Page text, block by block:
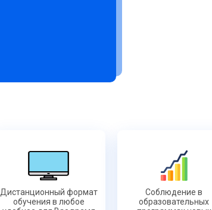
Дистанционный формат
обучения в любое
Соблюдение в
образовательных